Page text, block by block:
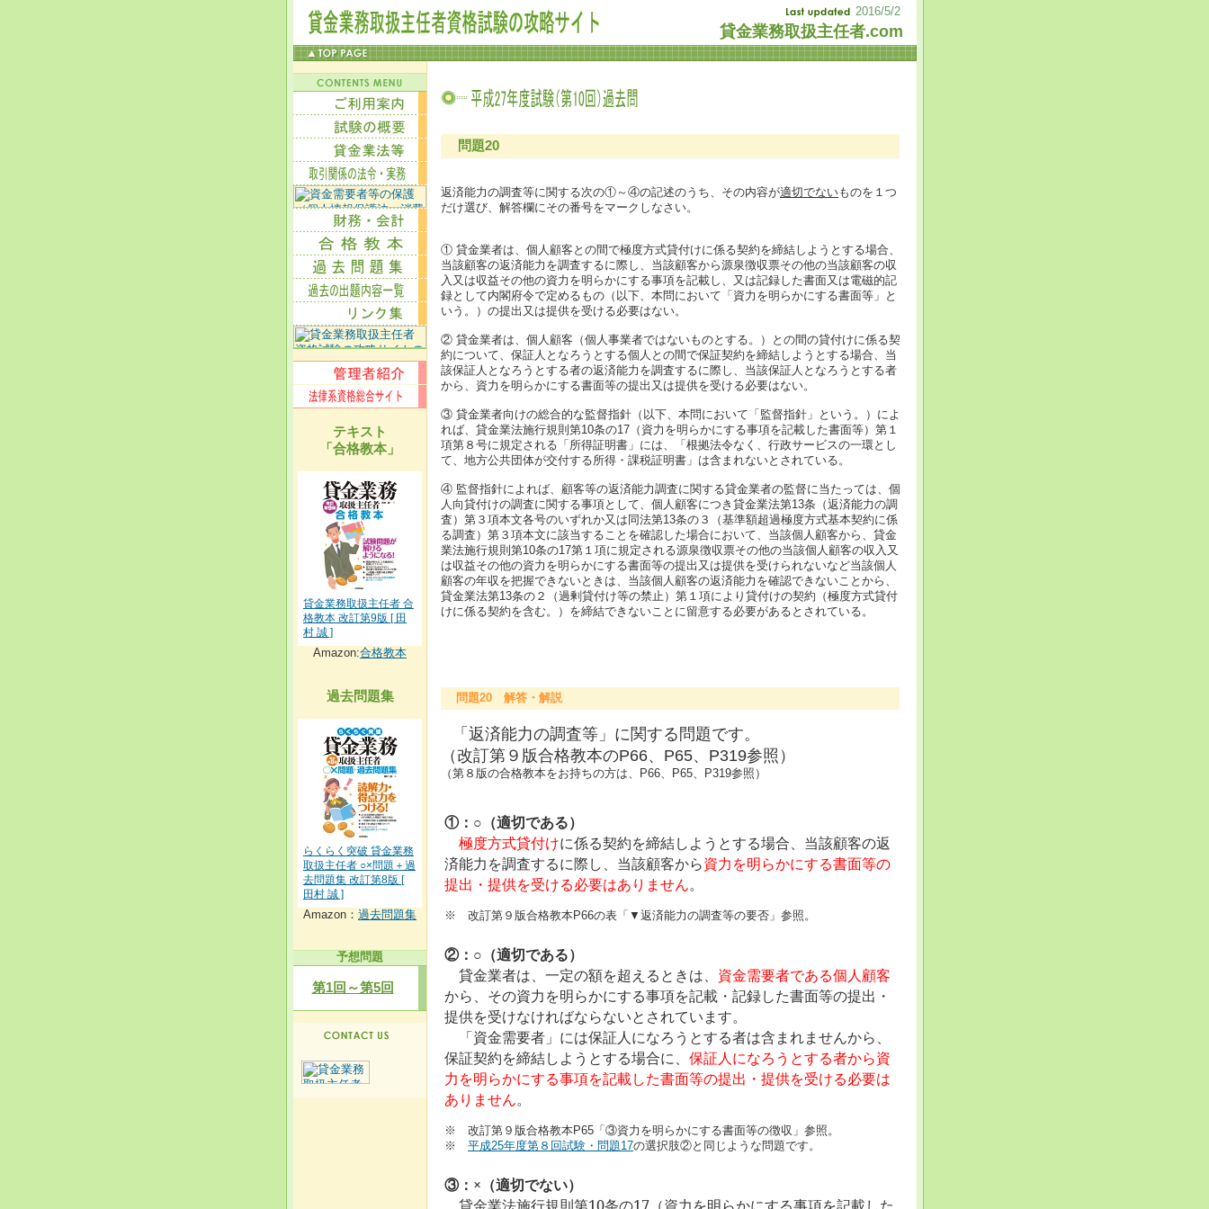
2016/5/2
貸金業務取扱主任者.com
テキスト
「合格教本」
貸金業務取扱主任者 合
格教本 改訂第9版 [ 田
村 誠 ]
Amazon:合格教本
過去問題集
らくらく突破 貸金業務
取扱主任者 ○×問題＋過
去問題集 改訂第8版 [
田村 誠 ]
Amazon： 過去問題集
予想問題
第1回～第5回
問題20
返済能力の調査等に関する次の①～④の記述のうち、その内容が適切でないものを１つ
だけ選び、解答欄にその番号をマークしなさい。
① 貸金業者は、個人顧客との間で極度方式貸付けに係る契約を締結しようとする場合、
当該顧客の返済能力を調査するに際し、当該顧客から源泉徴収票その他の当該顧客の収
入又は収益その他の資力を明らかにする事項を記載し、又は記録した書面又は電磁的記
録として内閣府令で定めるもの（以下、本問において「資力を明らかにする書面等」と
いう。）の提出又は提供を受ける必要はない。
② 貸金業者は、個人顧客（個人事業者ではないものとする。）との間の貸付けに係る契
約について、保証人となろうとする個人との間で保証契約を締結しようとする場合、当
該保証人となろうとする者の返済能力を調査するに際し、当該保証人となろうとする者
から、資力を明らかにする書面等の提出又は提供を受ける必要はない。
③ 貸金業者向けの総合的な監督指針（以下、本問において「監督指針」という。）によ
れば、貸金業法施行規則第10条の17（資力を明らかにする事項を記載した書面等）第１
項第８号に規定される「所得証明書」には、「根拠法令なく、行政サービスの一環とし
て、地方公共団体が交付する所得・課税証明書」は含まれないとされている。
④ 監督指針によれば、顧客等の返済能力調査に関する貸金業者の監督に当たっては、個
人向貸付けの調査に関する事項として、個人顧客につき貸金業法第13条（返済能力の調
査）第３項本文各号のいずれか又は同法第13条の３（基準額超過極度方式基本契約に係
る調査）第３項本文に該当することを確認した場合において、当該個人顧客から、貸金
業法施行規則第10条の17第１項に規定される源泉徴収票その他の当該個人顧客の収入又
は収益その他の資力を明らかにする書面等の提出又は提供を受けられないなど当該個人
顧客の年収を把握できないときは、当該個人顧客の返済能力を確認できないことから、
貸金業法第13条の２（過剰貸付け等の禁止）第１項により貸付けの契約（極度方式貸付
けに係る契約を含む。）を締結できないことに留意する必要があるとされている。
問題20 解答・解説
「返済能力の調査等」に関する問題です。
（改訂第９版合格教本のP66、P65、P319参照）
（第８版の合格教本をお持ちの方は、P66、P65、P319参照）
①：○（適切である）
極度方式貸付けに係る契約を締結しようとする場合、当該顧客の返
済能力を調査するに際し、当該顧客から資力を明らかにする書面等の
提出・提供を受ける必要はありません。
※ 改訂第９版合格教本P66の表「▼返済能力の調査等の要否」参照。
②：○（適切である）
貸金業者は、一定の額を超えるときは、 資金需要者である個人顧客
から、その資力を明らかにする事項を記載・記録した書面等の提出・
提供を受けなければならないとされています。
「資金需要者」には保証人になろうとする者は含まれませんから、
保証契約を締結しようとする場合に、 保証人になろうとする者から資
力を明らかにする事項を記載した書面等の提出・提供を受ける必要は
ありません。
※ 改訂第９版合格教本P65「③資力を明らかにする書面等の徴収」参照。
※ 平成25年度第８回試験・問題17の選択肢②と同じような問題です。
③：×（適切でない）